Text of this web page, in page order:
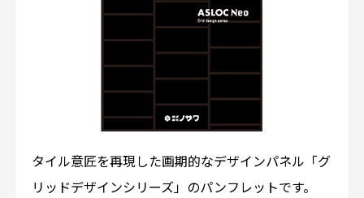
タイル意匠を再現した画期的なデザインパネル「グ
リッドデザインシリーズ」のパンフレットです。